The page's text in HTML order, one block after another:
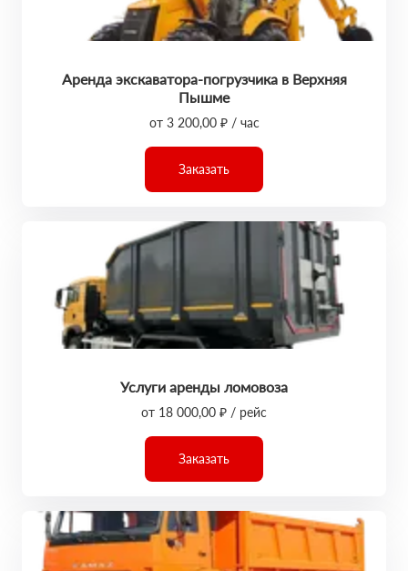
Аренда экскаватора-погрузчика в Верхняя
Пышме
от 3 200,00 ₽ / час
Заказать
Услуги аренды ломовоза
от 18 000,00 ₽ / рейс
Заказать